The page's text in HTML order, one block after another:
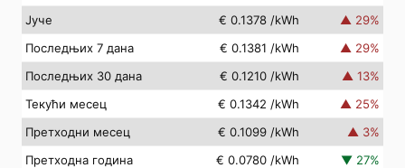
Јуче
€ 0.1378 /kWh ▲ 29%
Последњих 7 дана
€ 0.1381 /kWh ▲ 29%
Последњих 30 дана
€ 0.1210 /kWh ▲ 13%
Текући месец
€ 0.1342 /kWh ▲ 25%
Претходни месец
€ 0.1099 /kWh ▲ 3%
Претходна година
€ 0.0780 /kWh ▼ 27%